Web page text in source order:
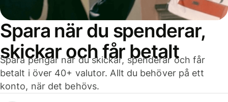
Spara när du spenderar,
skickar och får betalt
Spara pengar när du skickar, spenderar och får
betalt i över 40+ valutor. Allt du behöver på ett
konto, när det behövs.